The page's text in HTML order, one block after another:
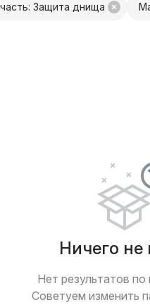
Защита днища
Ничего не
Нет результатов
Советуем изменить